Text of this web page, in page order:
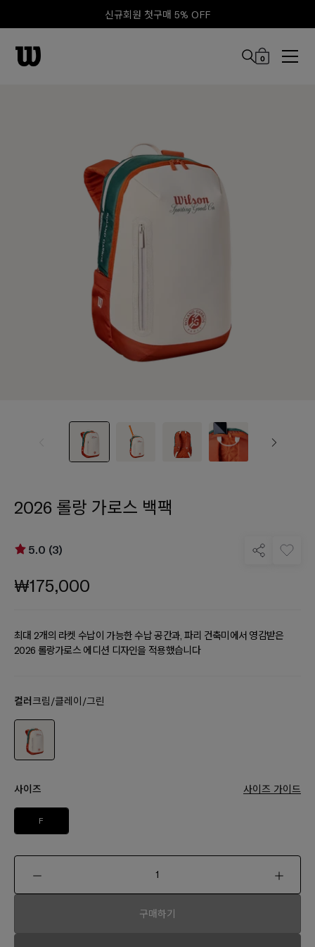
신규회원 첫구매 5% OFF
0
2026 롤랑 가로스 백팩
5.0 (3)
₩175,000
최대 2개의 라켓 수납이 가능한 수납 공간과, 파리 건축미에서 영감받은
2026 롤랑가로스 에디션 디자인을 적용했습니다
컬러크림/클레이/그린
사이즈 사이즈 가이드
F
구매하기